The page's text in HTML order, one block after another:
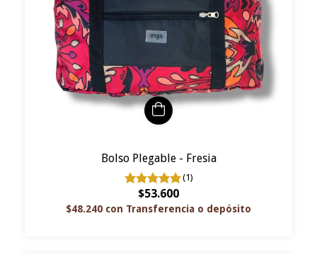
Bolso Plegable - Fresia
(1)
$53.600
$48.240 con Transferencia o depósito